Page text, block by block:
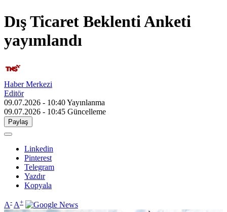
Dış Ticaret Beklenti Anketi
yayımlandı
Haber Merkezi
Editör
09.07.2026 - 10:40Yayınlanma
09.07.2026 - 10:45 Güncelleme
Paylaş
Linkedin
Pinterest
Telegram
Yazdır
Kopyala
A- A+